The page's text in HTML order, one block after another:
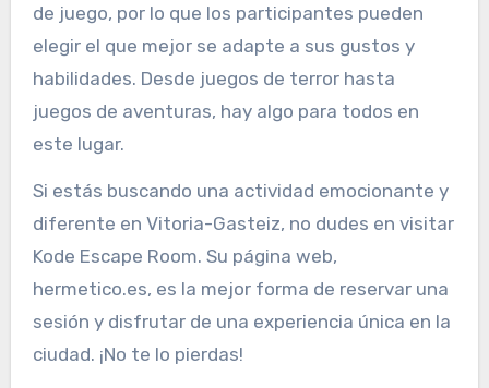
de juego, por lo que los participantes pueden
elegir el que mejor se adapte a sus gustos y
habilidades. Desde juegos de terror hasta
juegos de aventuras, hay algo para todos en
este lugar.
Si estás buscando una actividad emocionante y
diferente en Vitoria-Gasteiz, no dudes en visitar
Kode Escape Room. Su página web,
hermetico.es, es la mejor forma de reservar una
sesión y disfrutar de una experiencia única en la
ciudad. ¡No te lo pierdas!